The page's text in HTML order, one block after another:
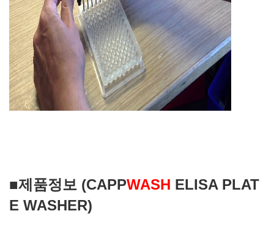
■제품정보 (CAPPWASH ELISA PLAT
E WASHER)